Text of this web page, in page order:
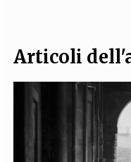
Articoli